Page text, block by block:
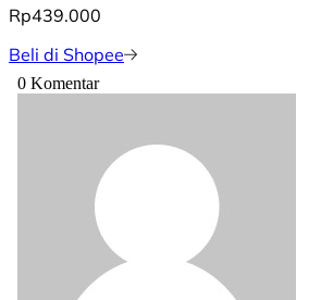
Rp439.000
Beli di Shopee